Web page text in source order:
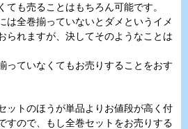
ても売ることはもちろん可能です。
は全巻揃っていないとダメというイメ
られますが、決してそのようなことは
っていなくてもお売りすることをおす
ットのほうが単品よりお値段が高く付
すので、もし全巻セットをお売りする